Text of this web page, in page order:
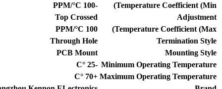
Temperature Coefficient (Min)
-100
PPM/°C
Adjustment
Top Crossed
Temperature Coefficient (Max)
100
PPM/°C
Termination Style
Through Hole
Mounting Style
PCB Mount
Minimum Operating Temperature
-25
°C
Maximum Operating Temperature
+70
°C